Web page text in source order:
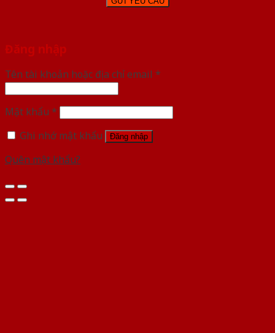
Đăng nhập
Tên tài khoản hoặc địa chỉ email *
Mật khẩu *
Ghi nhớ mật khẩu
Đăng nhập
Quên mật khẩu?